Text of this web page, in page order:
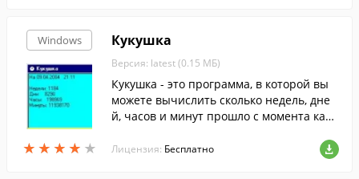
Windows
★ ★ ★ ★ ★
★ ★ ★ ★ ★
Кукушка
Версия: latest (0.15 МБ)
Кукушка - это программа, в которой вы
можете вычислить сколько недель, дне
й, часов и минут прошло с момента како
ия).
Лицензия: Бесплатно